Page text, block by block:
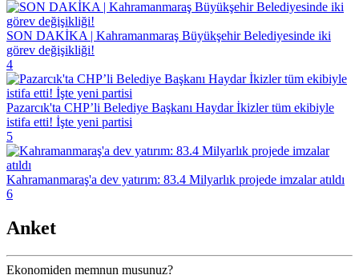
SON DAKİKA | Kahramanmaraş Büyükşehir Belediyesinde iki
görev değişikliği!
4
Pazarcık'ta CHP’li Belediye Başkanı Haydar İkizler tüm ekibiyle
istifa etti! İşte yeni partisi
5
Kahramanmaraş'a dev yatırım: 83.4 Milyarlık projede imzalar atıldı
6
Anket
Ekonomiden memnun musunuz?